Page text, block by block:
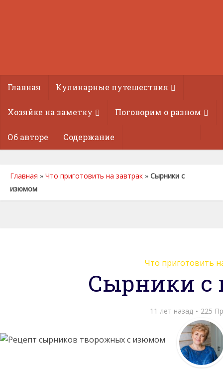
Главная Кулинарные путешествия
Хозяйке на заметку Поговорим о разном
Об авторе Содержание
Главная » Что приготовить на завтрак » Сырники с
изюмом
Что приготовить
Сырники
11 лет назад 225